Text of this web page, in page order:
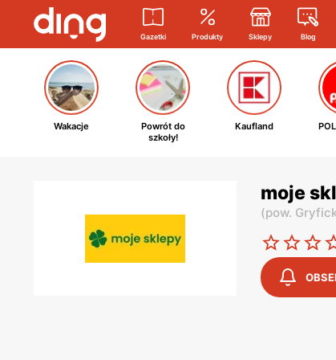
Gazetki Produkty Sklepy Blog
Wakacje
Powrót do
szkoły!
Kaufland
moje
(pow.